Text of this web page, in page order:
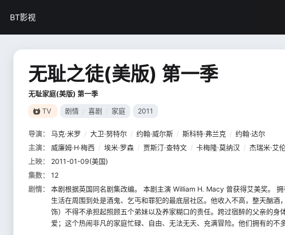
BT影视
无耻之徒(美版) 第一季
无耻家庭(美版) 第一季
TV 剧情 喜剧 家庭 2011
导演： 马克·米罗 / 大卫·努特尔 / 约翰·威尔斯 / 斯科特·弗兰克 / 约翰·达尔
主演：
威廉姆·H·梅西 / 埃米·罗森 / 贾斯汀·查特文 / 卡梅隆·莫纳汉 / 杰瑞米·艾
上映：
2011-01-09(美国)
集数：
12
剧情：
本剧根据英国同名剧集改编。 本剧主演 William H. Macy 曾获得艾美奖。
生活在周围到处是酒鬼、乞丐和罪犯的最底层社区。他收入不高，整天酗
饰）不得不承担起照顾五个弟妹以及养家糊口的责任。跨过宿醉的父亲的
爱；这个热闹非凡的家庭忙碌、自由、无法无天、充满冒险。他们拥有的